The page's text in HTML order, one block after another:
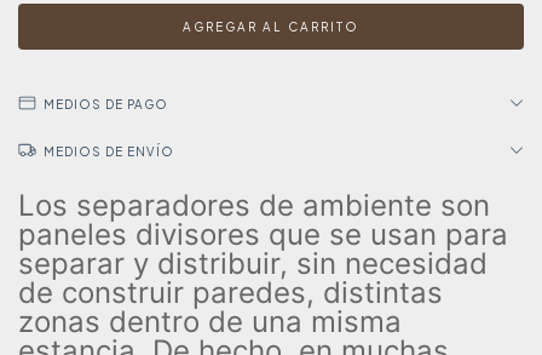
MEDIOS DE PAGO
MEDIOS DE ENVÍO
Los separadores de ambiente son
paneles divisores que se usan para
separar y distribuir, sin necesidad
de construir paredes, distintas
zonas dentro de una misma